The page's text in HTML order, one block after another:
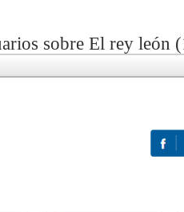
sobre El rey león